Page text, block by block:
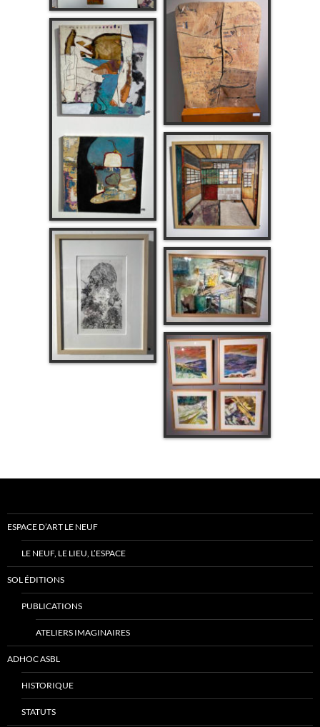
ESPACE D’ART LE NEUF
LE NEUF, LE LIEU, L’ESPACE
SOL ÉDITIONS
PUBLICATIONS
ATELIERS IMAGINAIRES
ADHOC ASBL
HISTORIQUE
STATUTS